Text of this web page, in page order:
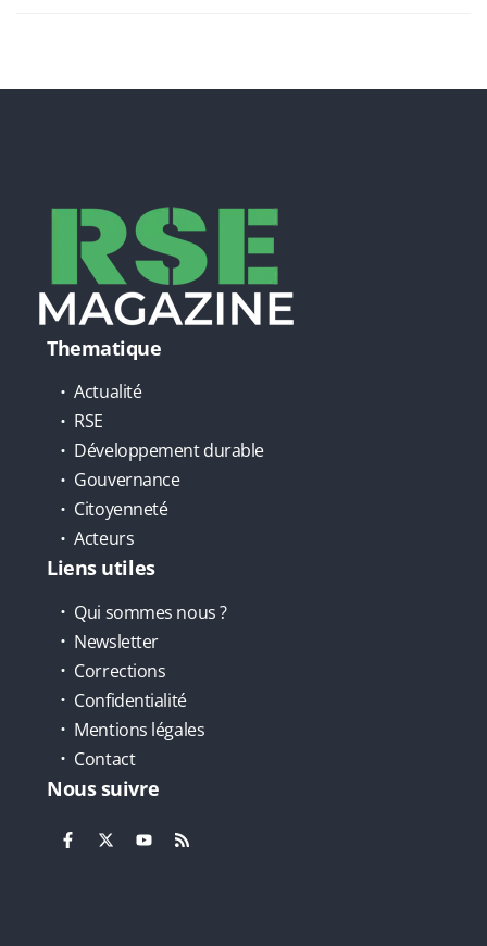
Thematique
Actualité
RSE
Développement durable
Gouvernance
Citoyenneté
Acteurs
Liens utiles
Qui sommes nous ?
Newsletter
Corrections
Confidentialité
Mentions légales
Contact
Nous suivre